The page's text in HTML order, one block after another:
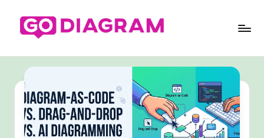
Saltar
o
D
ia
g